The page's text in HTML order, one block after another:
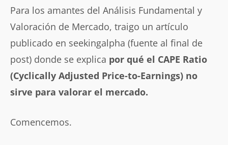
Para los amantes del Análisis Fundamental y
Valoración de Mercado, traigo un artículo
publicado en seekingalpha (fuente al final de
post) donde se explica por qué el CAPE Ratio
(Cyclically Adjusted Price-to-Earnings) no
sirve para valorar el mercado.
Comencemos.